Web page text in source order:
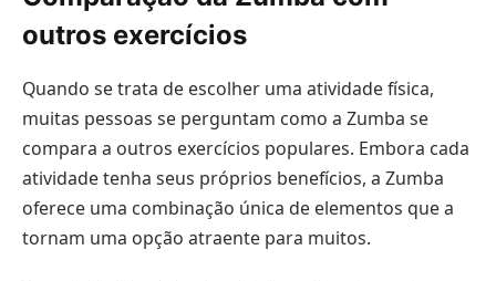
outros exercícios
Quando se trata de escolher uma atividade física,
muitas pessoas se perguntam como a Zumba se
compara a outros exercícios populares. Embora cada
atividade tenha seus próprios benefícios, a Zumba
oferece uma combinação única de elementos que a
tornam uma opção atraente para muitos.